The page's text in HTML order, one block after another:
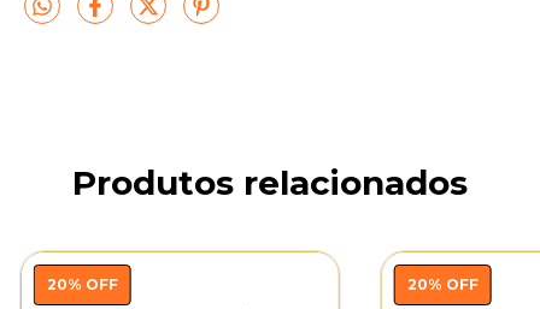
Produtos relacionados
20% OFF 20% OFF